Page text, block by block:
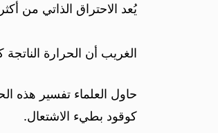
يُعد الاحتراق الذاتي من
الغريب أن الحرارة
حاول العلماء تفسير هذه
كوقود بطيء الاشتعال.